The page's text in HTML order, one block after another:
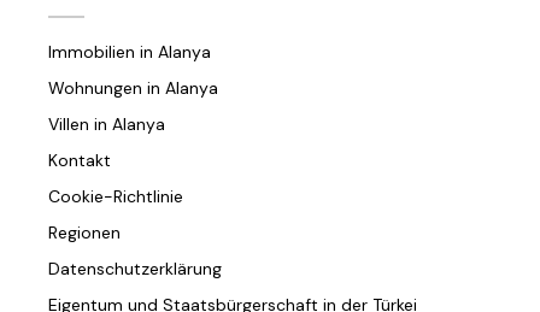
Immobilien in Alanya
Wohnungen in Alanya
Villen in Alanya
Kontakt
Cookie-Richtlinie
Regionen
Datenschutzerklärung
Eigentum und Staatsbürgerschaft in der Türkei